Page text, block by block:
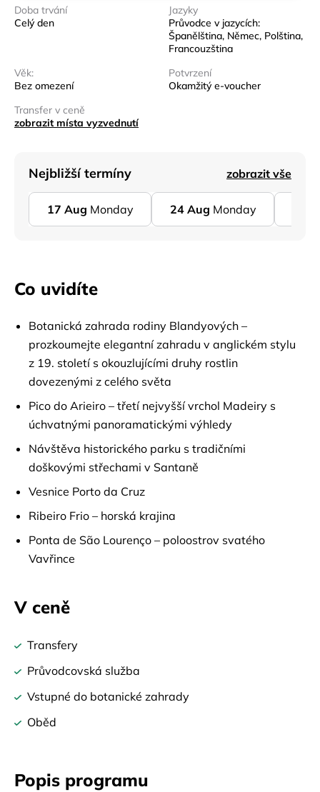
Doba trvání
Celý den
Jazyky
Průvodce v jazycích:
Španělština, Němec, Polština,
Francouzština
Věk:
Bez omezení
Potvrzení
Okamžitý e-voucher
Transfer v ceně
zobrazit místa vyzvednutí
Nejbližší termíny zobrazit vše
17 Aug Monday 24 Aug Monday
Co uvidíte
Botanická zahrada rodiny Blandyových –
prozkoumejte elegantní zahradu v anglickém stylu
z 19. století s okouzlujícími druhy rostlin
dovezenými z celého světa
Pico do Arieiro – třetí nejvyšší vrchol Madeiry s
úchvatnými panoramatickými výhledy
Návštěva historického parku s tradičními
doškovými střechami v Santaně
Vesnice Porto da Cruz
Ribeiro Frio – horská krajina
Ponta de São Lourenço – poloostrov svatého
Vavřince
V ceně
Transfery
Průvodcovská služba
Vstupné do botanické zahrady
Oběd
Popis programu